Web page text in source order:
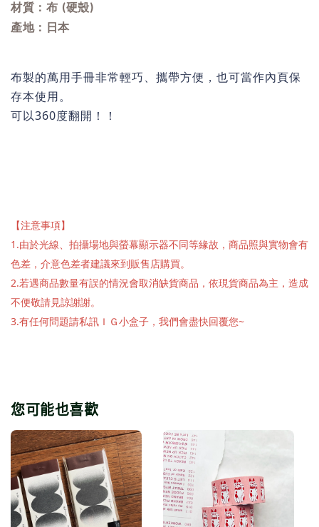
材質：布 (硬殼)
產地：日本
布製的萬用手冊非常輕巧、攜帶方便，也可當作內頁保
存本使用。
可以360度翻開！！
【注意事項】
1.由於光線、拍攝場地與螢幕顯示器不同等緣故，商品照與實物會有
色差，介意色差者建議來到販售店購買。
2.若遇商品數量有誤的情況會取消缺貨商品，依現貨商品為主，造成
不便敬請見諒謝謝。
3.有任何問題請私訊ＩＧ小盒子，我們會盡快回覆您~
您可能也喜歡